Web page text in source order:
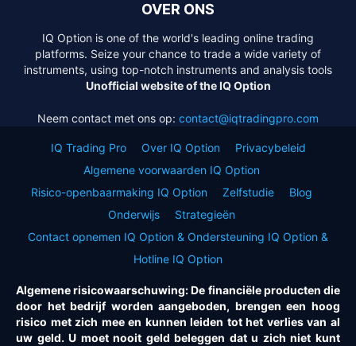
OVER ONS
IQ Option is one of the world's leading online trading
platforms. Seize your chance to trade a wide variety of
instruments, using top-notch instruments and analysis tools
Unofficial website of the IQ Option
Neem contact met ons op: contact@iqtradingpro.com
IQ Trading Pro Over IQ Option
Privacybeleid
Algemene voorwaarden IQ Option
Risico-openbaarmaking IQ Option
Zelfstudie
Blog
Onderwijs
Strategieën
Contact opnemen IQ Option & Ondersteuning IQ Option &
Hotline IQ Option
Algemene risicowaarschuwing: De financiële producten die
door het bedrijf worden aangeboden, brengen een hoog
risico met zich mee en kunnen leiden tot het verlies van al
uw geld. U moet nooit geld beleggen dat u zich niet kunt